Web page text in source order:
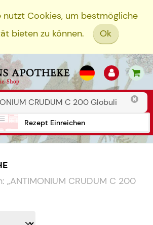
nutzt Cookies, um bestmögliche
bieten zu können.
Ok
Rezept Einreichen
„ANTIMONIUM CRUDUM C 200